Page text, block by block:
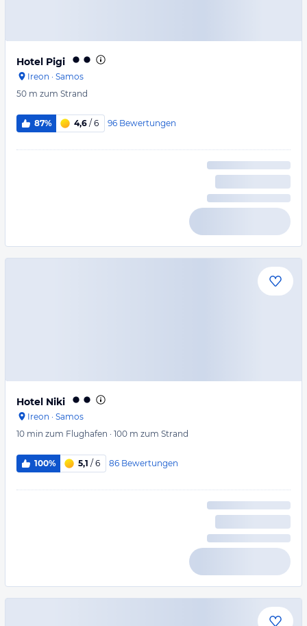
Hotel Pigi
Ireon · Samos
50 m zum Strand
87% 4,6 / 6 96 Bewertungen
Hotel Niki
Ireon · Samos
10 min zum Flughafen · 100 m zum Strand
100% 5,1 / 6 86 Bewertungen